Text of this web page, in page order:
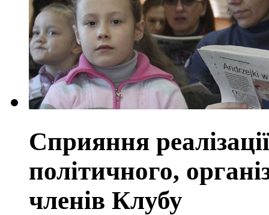
Сприяння
політичного,
членів Клубу